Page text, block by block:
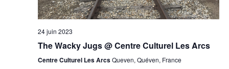
24 juin 2023
The Wacky Jugs @ Centre Culturel Les Arcs
Centre Culturel Les ArcsQueven, Quéven, France